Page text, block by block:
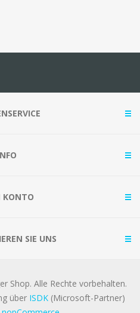
KONTO
SIE UNS
Shop. Alle Rechte vorbehalten.
über ISDK (Microsoft-Partner)